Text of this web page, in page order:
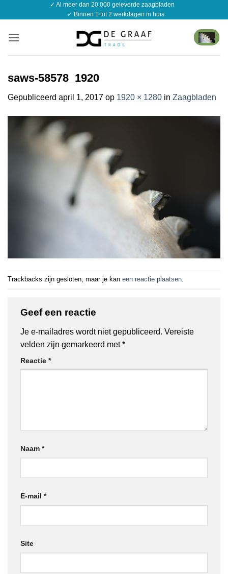
naar
✓ Al meer dan 20.000 geleverde zaagbladen
✓ Binnen 1 tot 2 werkdagen in huis
saws-58578_1920
Gepubliceerd april 1, 2017 op 1920 × 1280 in Zaagbladen
Trackbacks zijn gesloten, maar je kan een reactie plaatsen.
Geef een reactie
Je e-mailadres wordt niet gepubliceerd. Vereiste
velden zijn gemarkeerd met*
Reactie *
Naam *
E-mail *
Site